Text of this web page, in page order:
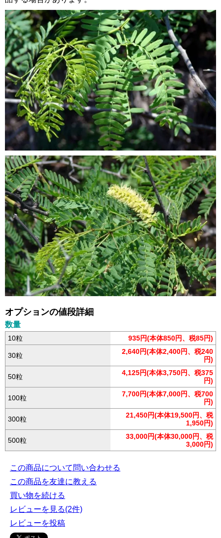
オプションの値段詳細
数量
10粒 935円(本体850円、税85円)
30粒
2,640円(本体2,400円、税240
円)
50粒
4,125円(本体3,750円、税375
円)
100粒
7,700円(本体7,000円、税700
円)
300粒
21,450円(本体19,500円、税
1,950円)
500粒
33,000円(本体30,000円、税
3,000円)
この商品について問い合わせる
この商品を友達に教える
買い物を続ける
レビューを見る(2件)
レビューを投稿